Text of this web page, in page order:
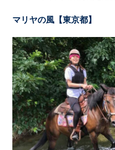
マリヤの風【東京都】